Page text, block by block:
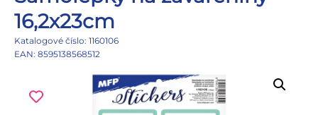
16,2x23cm
Katalogové číslo: 1160106
EAN: 8595138568512